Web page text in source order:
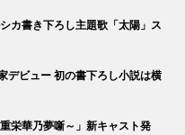
カ書き下ろし主題歌「太陽」ス
デビュー 初の書下ろし小説は横
栄華乃夢噺～」新キャスト発